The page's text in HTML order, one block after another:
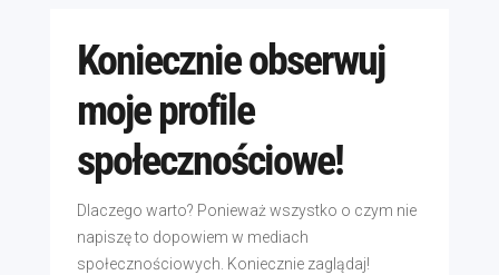
Koniecznie obserwuj
moje profile
społecznościowe!
Dlaczego warto? Ponieważ wszystko o czym nie
napiszę to dopowiem w mediach
społecznościowych. Koniecznie zaglądaj!